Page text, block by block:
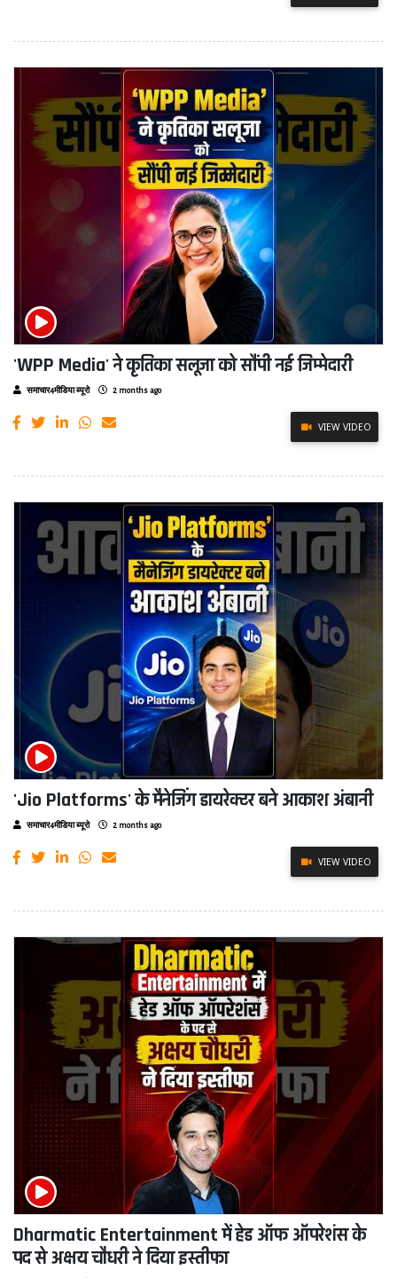
'WPP Media' ने कृतिका सलूजा को सौंपी नई जिम्मेदारी
समाचार4मीडिया ब्यूरो 2 months ago
VIEW VIDEO
'Jio Platforms' के मैनेजिंग डायरेक्टर बने आकाश अंबानी
समाचार4मीडिया ब्यूरो 2 months ago
VIEW VIDEO
Dharmatic Entertainment में हेड ऑफ ऑपरेशंस के
पद से अक्षय चौधरी ने दिया इस्तीफा